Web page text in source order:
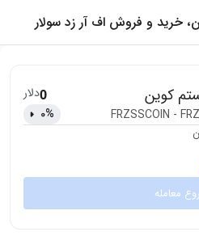
خرید و فروش اف آر زد سولار
کوین
FRZSSCOIN -
0دلار
0%
معامله